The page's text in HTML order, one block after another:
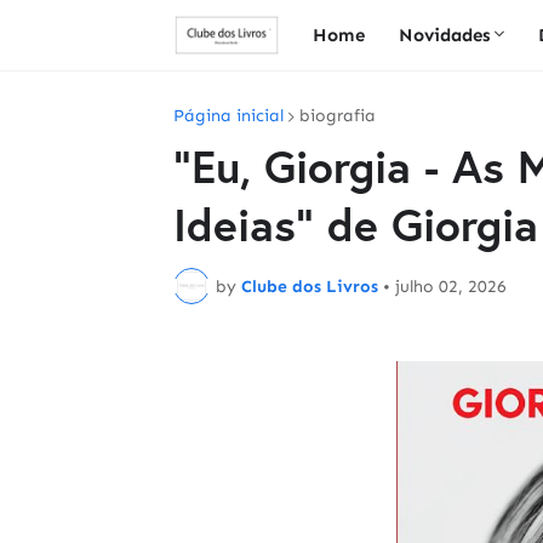
Home Novidades
Página inicial biografia
"Eu, Giorgia - As
Ideias" de
by Clube dos Livros • julho 02, 2026